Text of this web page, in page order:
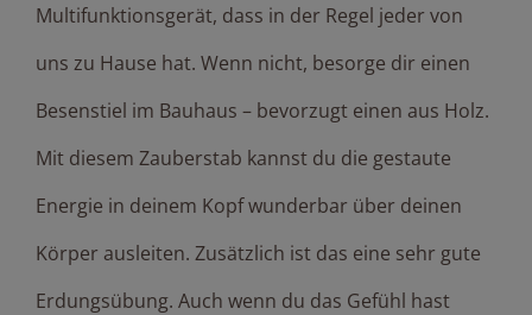
Multifunktionsgerät, dass in der Regel jeder von
uns zu Hause hat. Wenn nicht, besorge dir einen
Besenstiel im Bauhaus – bevorzugt einen aus Holz.
Mit diesem Zauberstab kannst du die gestaute
Energie in deinem Kopf wunderbar über deinen
Körper ausleiten. Zusätzlich ist das eine sehr gute
Erdungsübung. Auch wenn du das Gefühl hast